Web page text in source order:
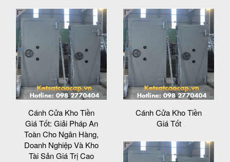
Cánh Cửa Kho Tiền
Giá Tốt: Giải Pháp An
Toàn Cho Ngân Hàng,
Doanh Nghiệp Và Kho
Tài Sản Giá Trị Cao
Cánh Cửa Kho Tiền
Giá Tốt